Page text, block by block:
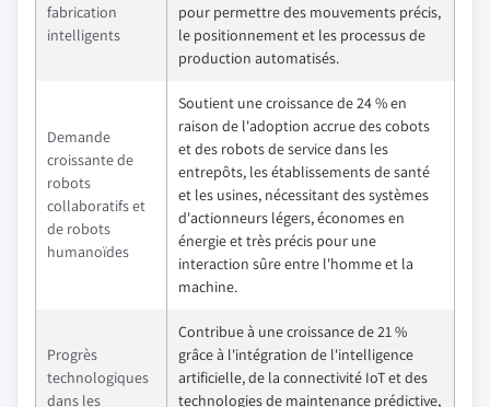
fabrication
intelligents
pour permettre des mouvements précis,
le positionnement et les processus de
production automatisés.
Demande
croissante de
robots
collaboratifs et
de robots
humanoïdes
Soutient une croissance de 24 % en
raison de l'adoption accrue des cobots
et des robots de service dans les
entrepôts, les établissements de santé
et les usines, nécessitant des systèmes
d'actionneurs légers, économes en
énergie et très précis pour une
interaction sûre entre l'homme et la
machine.
Progrès
technologiques
dans les
Contribue à une croissance de 21 %
grâce à l'intégration de l'intelligence
artificielle, de la connectivité IoT et des
technologies de maintenance prédictive,